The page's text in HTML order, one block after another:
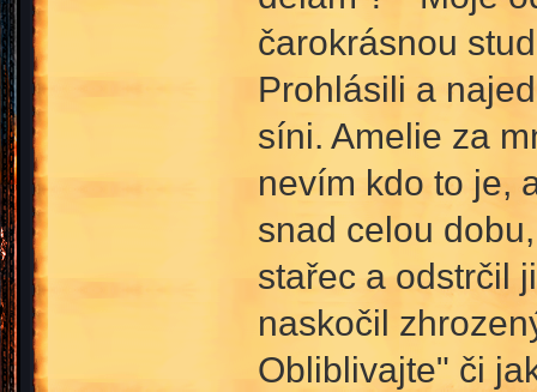
čarokrásnou
Prohlásili a
síni. Amelie za
nevím kdo to je,
snad celou
stařec a odstrčil
naskočil
Obliblivajte" či